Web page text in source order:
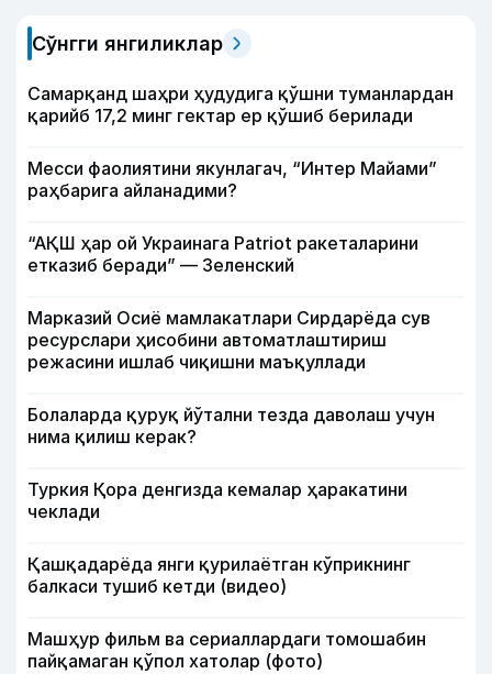
Сўнгги янгиликлар
Самарқанд шаҳри ҳудудига қўшни туманлардан
қарийб 17,2 минг гектар ер қўшиб берилади
Месси фаолиятини якунлагач, “Интер Майами”
раҳбарига айланадими?
“АҚШ ҳар ой Украинага Patriot ракеталарини
етказиб беради” — Зеленский
Марказий Осиё мамлакатлари Сирдарёда сув
ресурслари ҳисобини автоматлаштириш
режасини ишлаб чиқишни маъқуллади
Болаларда қуруқ йўтални тезда даволаш учун
нима қилиш керак?
Туркия Қора денгизда кемалар ҳаракатини
чеклади
Қашқадарёда янги қурилаётган кўприкнинг
балкаси тушиб кетди (видео)
Машҳур фильм ва сериаллардаги томошабин
пайқамаган қўпол хатолар (фото)